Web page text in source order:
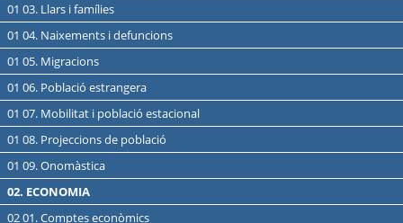
01 03. Llars i famílies
01 04. Naixements i defuncions
01 05. Migracions
01 06. Població estrangera
01 07. Mobilitat i població estacional
01 08. Projeccions de població
01 09. Onomàstica
02. ECONOMIA
02 01. Comptes econòmics